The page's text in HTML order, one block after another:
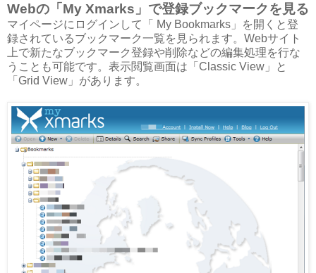
Webの「My Xmarks」で登録ブックマークを見る
マイページにログインして「 My Bookmarks」を開くと登
録されているブックマーク一覧を見られます。Webサイト
上で新たなブックマーク登録や削除などの編集処理を行な
うことも可能です。表示閲覧画面は「Classic View」と
「Grid View」があります。